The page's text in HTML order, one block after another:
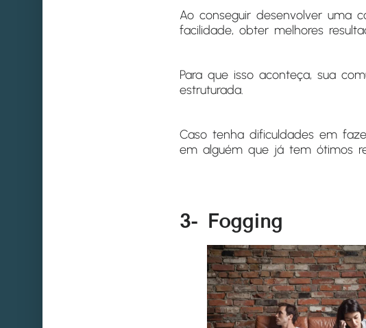
Ao conseguir desenvolver uma
facilidade, obter melhores
Para que isso aconteça, sua
estruturada.
Caso tenha dificuldades em
em alguém que já tem ótimos
3- Fogging